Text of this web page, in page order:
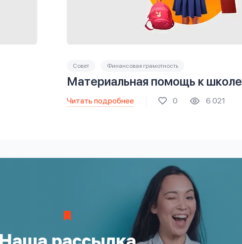
Совет Финансовая грамотность
Материальная помощь к школе
Читать подробнее 0 6 021